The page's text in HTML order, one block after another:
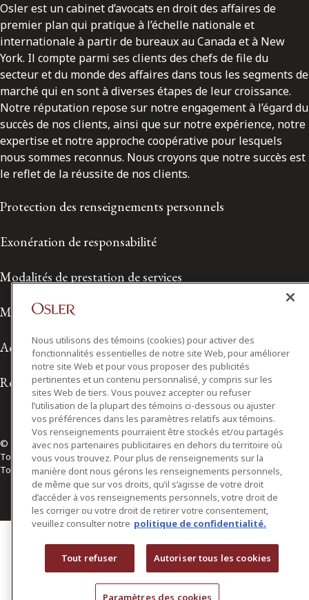
Osler est un cabinet d’avocats en droit des affaires de
premier plan qui pratique à l’échelle nationale et
internationale à partir de bureaux au Canada et à New
York. Il compte parmi ses clients des chefs de file du
secteur et du monde des affaires dans tous les segments de
marché qui en sont à diverses étapes de leur croissance.
Notre réputation repose sur notre engagement à l’égard du
succès de nos clients, ainsi que sur notre expérience, notre
expertise et notre approche coopérative pour lesquels
nous sommes reconnus. Nous croyons que notre succès est
le reflet de la réussite de nos clients.
Protection des renseignements personnels
Exonération de responsabilité
Modalités de prestation de services
Modalités d'utilisation
Accessibilité
Relations avec les médias
© 2026 Osler, Hoskin & Harcourt S.E.N.C.R.L./s.r.l.
Tous droits réservés
Toronto | Montréal | Calgary | Vancouver | Ottawa | New York
Nous utilisons des témoins (cookies) pour activer des
fonctionnalités essentielles de notre site Web, pour améliorer
notre site Web et pour vous proposer des publicités
pertinentes et un contenu personnalisé, y compris sur les
sites Web de tiers. Vous pouvez accepter ou refuser
l’utilisation de la plupart des témoins ci-dessous ou ajuster
vos préférences dans les paramètres relatifs aux témoins.
Vos renseignements pourraient être stockés et/ou partagés
avec nos partenaires publicitaires en dehors du territoire où
vous vous trouvez. Pour plus de renseignements sur la
manière dont nous gérons les renseignements personnels,
de même que sur vos droits, qu’il s’agisse de votre droit
d’accéder à vos renseignements personnels, votre droit de
les corriger ou votre droit de retirer votre consentement,
veuillez consulter notre politique de confidentialité.
Tout refuser Autoriser tous les cookies
Paramètres des cookies